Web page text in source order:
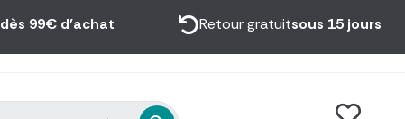
dès 99€ d’achat Retour gratuitsous 15 jours